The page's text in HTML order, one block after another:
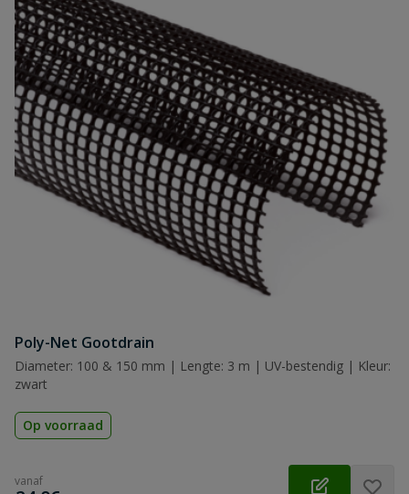
Poly-Net Gootdrain
Diameter: 100 & 150 mm | Lengte: 3 m | UV-bestendig | Kleur:
zwart
Op voorraad
vanaf